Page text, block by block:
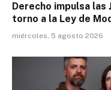
Derecho impulsa las
torno a la Ley de
miércoles, 5 agosto 2026